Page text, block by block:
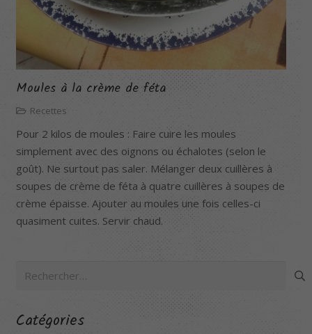
Moules à la crème de féta
Recettes
Pour 2 kilos de moules : Faire cuire les moules
simplement avec des oignons ou échalotes (selon le
goût). Ne surtout pas saler. Mélanger deux cuillères à
soupes de crème de féta à quatre cuillères à soupes de
crème épaisse. Ajouter au moules une fois celles-ci
quasiment cuites. Servir chaud.
Catégories